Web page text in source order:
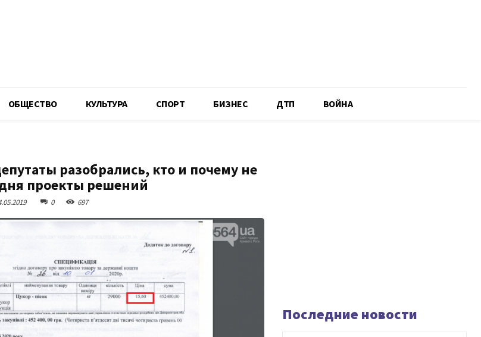
ОБЩЕСТВО КУЛЬТУРА СПОРТ БИЗНЕС ДТП ВОЙНА
разобрались, кто и почему не
дня проекты решений
0 697
Последние новости